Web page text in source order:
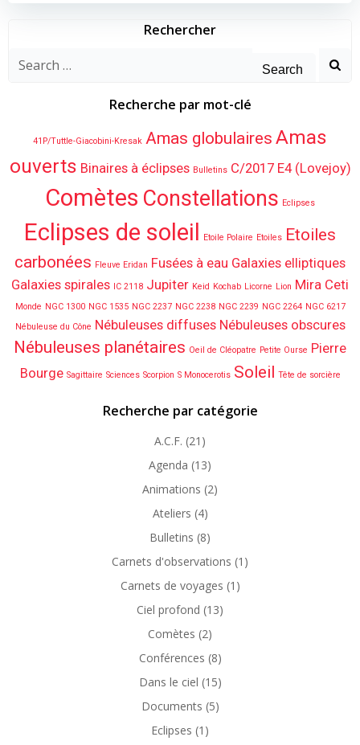
Rechercher
Search
Recherche par mot-clé
41P/Tuttle-Giacobini-Kresak Amas globulaires Amas
ouverts Binaires à éclipses Bulletins C/2017 E4 (Lovejoy)
Comètes Constellations Eclipses
Eclipses de soleil Etoile Polaire Etoiles Etoiles
carbonées Fleuve Eridan Fusées à eau Galaxies elliptiques
Galaxies spirales IC 2118 Jupiter Keid Kochab Licorne Lion Mira Ceti
Monde NGC 1300 NGC 1535 NGC 2237 NGC 2238 NGC 2239 NGC 2264 NGC 6217
Nébuleuse du Cône Nébuleuses diffuses Nébuleuses obscures
Nébuleuses planétaires Oeil de Cléopatre Petite Ourse Pierre
Bourge Sagittaire Sciences Scorpion S Monocerotis Soleil Tête de sorcière
Recherche par catégorie
A.C.F. (21)
Agenda (13)
Animations (2)
Ateliers (4)
Bulletins (8)
Carnets d'observations (1)
Carnets de voyages (1)
Ciel profond (13)
Comètes (2)
Conférences (8)
Dans le ciel (15)
Documents (5)
Eclipses (1)